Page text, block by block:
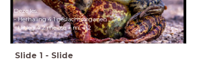
Deze les:
- Herhaling 4.1 geslachtsorganen
- Uitleg 4.2 meiose + m. 4.2
Slide 1 - Slide